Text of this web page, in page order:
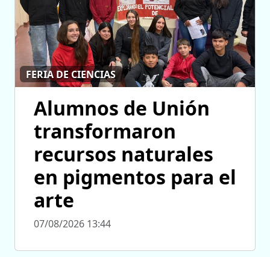
FERIA DE CIENCIAS
Alumnos de Unión
transformaron
recursos naturales
en pigmentos para el
arte
07/08/2026 13:44